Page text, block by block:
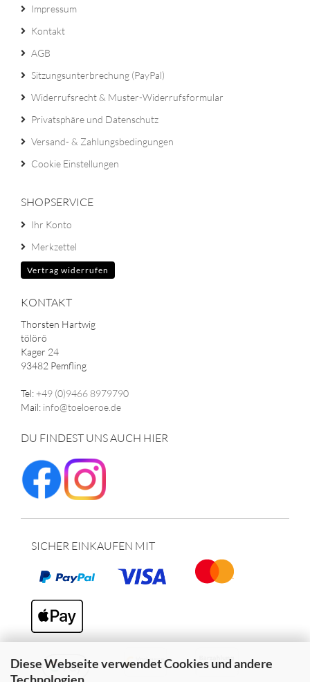
Diese Webseite verwendet Cookies und andere
Impressum
Kontakt
AGB
Sitzungsunterbrechung (PayPal)
Widerrufsrecht & Muster-Widerrufsformular
Privatsphäre und Datenschutz
Versand- & Zahlungsbedingungen
Cookie Einstellungen
SHOPSERVICE
Ihr Konto
Merkzettel
Vertrag widerrufen
KONTAKT
Thorsten Hartwig
tölörö
Kager 24
93482 Pemfling
Tel:+49 (0)9466 8979790
Mail: info@toeloeroe.de
DU FINDEST UNS AUCH HIER
SICHER EINKAUFEN MIT